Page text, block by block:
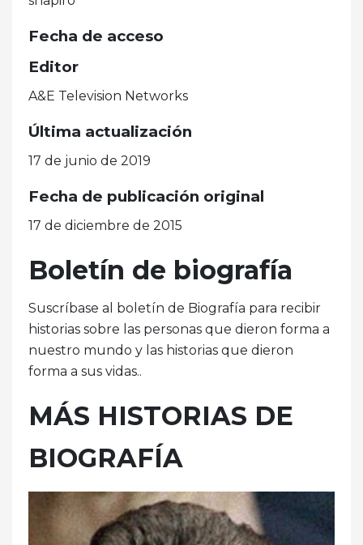
Fecha de acceso
Editor
A&E Television Networks
Última actualización
17 de junio de 2019
Fecha de publicación original
17 de diciembre de 2015
Boletín de biografía
Suscríbase al boletín de Biografía para recibir
historias sobre las personas que dieron forma a
nuestro mundo y las historias que dieron
forma a sus vidas..
MÁS HISTORIAS DE
BIOGRAFÍA